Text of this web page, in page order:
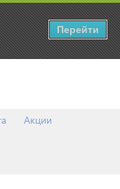
Акции
0
Перейти